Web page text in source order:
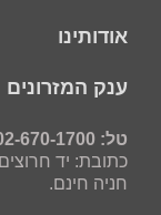
אודותינו
ענק המזרונים
טל: 02-670-1700 צרו קשר עוד היום!
כתובת: יד חרוצים 16 תלפיות, ירושלים.
חניה חינם.